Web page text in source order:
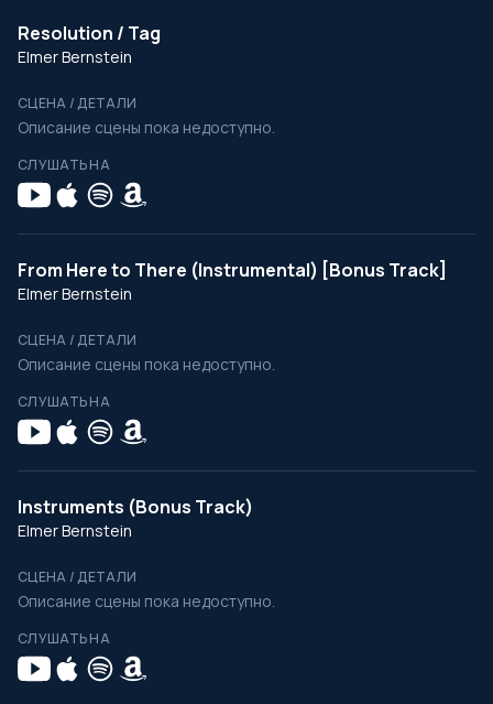
Resolution / Tag
Elmer Bernstein
СЦЕНА / ДЕТАЛИ
Описание сцены пока недоступно.
СЛУШАТЬ НА
From Here to There (Instrumental) [Bonus Track]
Elmer Bernstein
СЦЕНА / ДЕТАЛИ
Описание сцены пока недоступно.
СЛУШАТЬ НА
Instruments (Bonus Track)
Elmer Bernstein
СЦЕНА / ДЕТАЛИ
Описание сцены пока недоступно.
СЛУШАТЬ НА